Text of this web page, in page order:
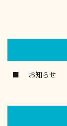
お知らせ